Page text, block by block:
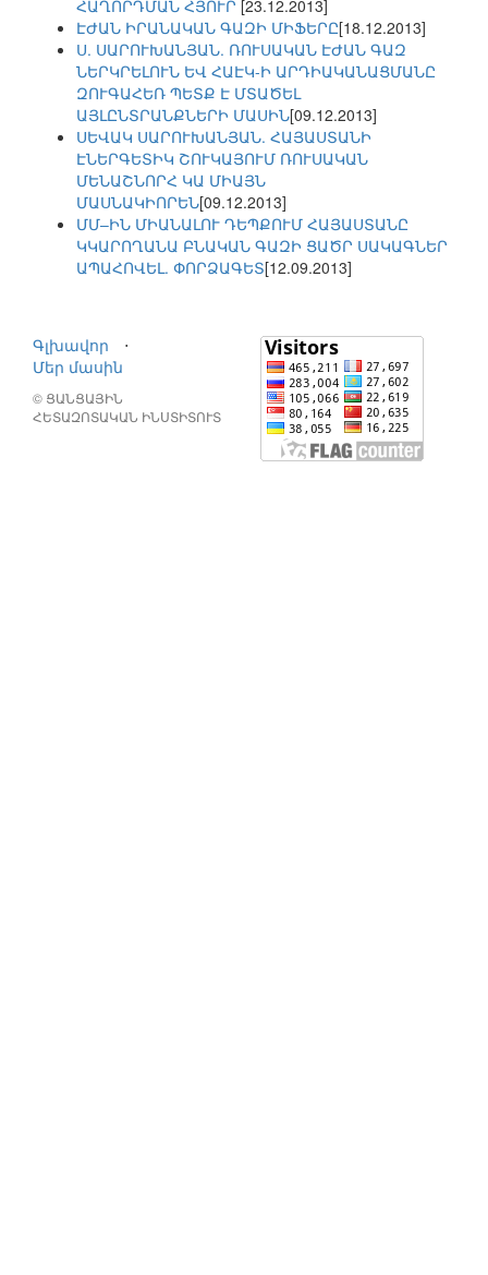
ՀԱՂՈՐԴՄԱՆ ՀՅՈՒՐ [23.12.2013]
ԷԺԱՆ ԻՐԱՆԱԿԱՆ ԳԱԶԻ ՄԻՖԵՐԸ[18.12.2013]
Ս. ՍԱՐՈՒԽԱՆՅԱՆ. ՌՈՒՍԱԿԱՆ ԷԺԱՆ ԳԱԶ
ՆԵՐԿՐԵԼՈՒՆ ԵՎ ՀԱԷԿ-Ի ԱՐԴԻԱԿԱՆԱՑՄԱՆԸ
ԶՈՒԳԱՀԵՌ ՊԵՏՔ Է ՄՏԱԾԵԼ
ԱՅԼԸՆՏՐԱՆՔՆԵՐԻ ՄԱՍԻՆ[09.12.2013]
ՍԵՎԱԿ ՍԱՐՈՒԽԱՆՅԱՆ. ՀԱՅԱՍՏԱՆԻ
ԷՆԵՐԳԵՏԻԿ ՇՈՒԿԱՅՈՒՄ ՌՈՒՍԱԿԱՆ
ՄԵՆԱՇՆՈՐՀ ԿԱ ՄԻԱՅՆ
ՄԱՍՆԱԿԻՈՐԵՆ[09.12.2013]
ՄՄ–ԻՆ ՄԻԱՆԱԼՈՒ ԴԵՊՔՈՒՄ ՀԱՅԱՍՏԱՆԸ
ԿԿԱՐՈՂԱՆԱ ԲՆԱԿԱՆ ԳԱԶԻ ՑԱԾՐ ՍԱԿԱԳՆԵՐ
ԱՊԱՀՈՎԵԼ. ՓՈՐՁԱԳԵՏ[12.09.2013]
Գլխավոր
⋅
Մեր մասին
© ՑԱՆՑԱՅԻՆ
ՀԵՏԱԶՈՏԱԿԱՆ ԻՆՍՏԻՏՈՒՏ